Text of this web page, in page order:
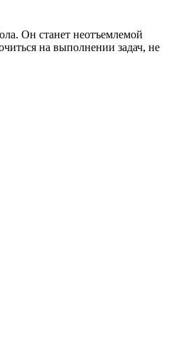
Он станет неотъемлемой
на выполнении задач, не